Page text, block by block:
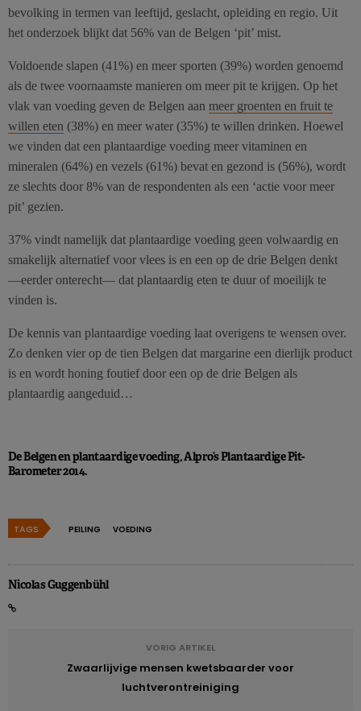
bevolking in termen van leeftijd, geslacht, opleiding en regio. Uit
het onderzoek blijkt dat 56% van de Belgen ‘pit’ mist.
Voldoende slapen (41%) en meer sporten (39%) worden genoemd
als de twee voornaamste manieren om meer pit te krijgen. Op het
vlak van voeding geven de Belgen aan meer groenten en fruit te
willen eten (38%) en meer water (35%) te willen drinken. Hoewel
we vinden dat een plantaardige voeding meer vitaminen en
mineralen (64%) en vezels (61%) bevat en gezond is (56%), wordt
ze slechts door 8% van de respondenten als een ‘actie voor meer
pit’ gezien.
37% vindt namelijk dat plantaardige voeding geen volwaardig en
smakelijk alternatief voor vlees is en een op de drie Belgen denkt
—eerder onterecht— dat plantaardig eten te duur of moeilijk te
vinden is.
De kennis van plantaardige voeding laat overigens te wensen over.
Zo denken vier op de tien Belgen dat margarine een dierlijk product
is en wordt honing foutief door een op de drie Belgen als
plantaardig aangeduid…
De Belgen en plantaardige voeding, Alpro’s Plantaardige Pit-
Barometer 2014.
TAGS PEILING VOEDING
Nicolas Guggenbühl
VORIG ARTIKEL
Zwaarlijvige mensen kwetsbaarder voor
luchtverontreiniging